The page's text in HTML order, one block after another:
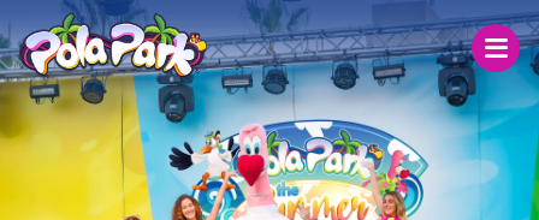
Hoy Jueves 6
29.7 °C
30 ºC
27 ºC